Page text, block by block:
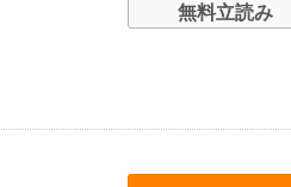
無料立読み